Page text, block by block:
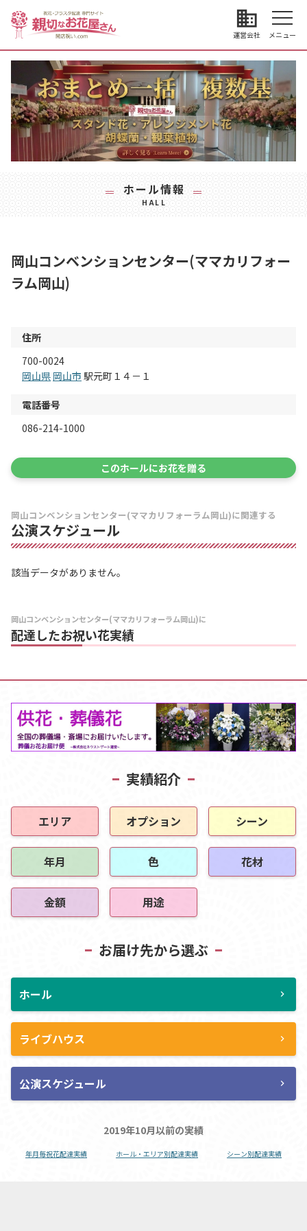
business
運営会社 メニュー
ホール情報
HALL
岡山コンベンションセンター(ママカリフォー
ラム岡山)
住所
700-0024
岡山県 岡山市 駅元町１４－１
電話番号
086-214-1000
このホールにお花を贈る
岡山コンベンションセンター(ママカリフォーラム岡山)に関連する
公演スケジュール
該当データがありません。
岡山コンベンションセンター(ママカリフォーラム岡山)に
配達したお祝い花実績
実績紹介
エリア オプション シーン
年月 色 花材
金額 用途
お届け先から選ぶ
ホール chevron_right
ライブハウス chevron_right
公演スケジュール chevron_right
2019年10月以前の実績
年月毎祝花配達実績 ホール・エリア別配達実績 シーン別配達実績